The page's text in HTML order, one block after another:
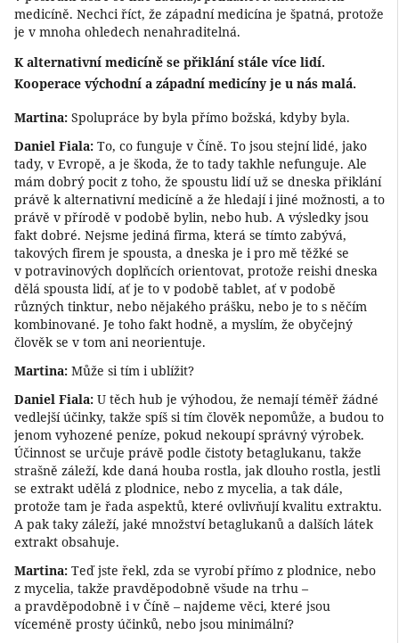
medicíně. Nechci říct, že západní medicína je špatná, protože
je v mnoha ohledech nenahraditelná.
K alternativní medicíně se přiklání stále více lidí.
Kooperace východní a západní medicíny je u nás malá.
Martina: Spolupráce by byla přímo božská, kdyby byla.
Daniel Fiala: To, co funguje v Číně. To jsou stejní lidé, jako
tady, v Evropě, a je škoda, že to tady takhle nefunguje. Ale
mám dobrý pocit z toho, že spoustu lidí už se dneska přiklání
právě k alternativní medicíně a že hledají i jiné možnosti, a to
právě v přírodě v podobě bylin, nebo hub. A výsledky jsou
fakt dobré. Nejsme jediná firma, která se tímto zabývá,
takových firem je spousta, a dneska je i pro mě těžké se
v potravinových doplňcích orientovat, protože reishi dneska
dělá spousta lidí, ať je to v podobě tablet, ať v podobě
různých tinktur, nebo nějakého prášku, nebo je to s něčím
kombinované. Je toho fakt hodně, a myslím, že obyčejný
člověk se v tom ani neorientuje.
Martina: Může si tím i ublížit?
Daniel Fiala: U těch hub je výhodou, že nemají téměř žádné
vedlejší účinky, takže spíš si tím člověk nepomůže, a budou to
jenom vyhozené peníze, pokud nekoupí správný výrobek.
Účinnost se určuje právě podle čistoty betaglukanu, takže
strašně záleží, kde daná houba rostla, jak dlouho rostla, jestli
se extrakt udělá z plodnice, nebo z mycelia, a tak dále,
protože tam je řada aspektů, které ovlivňují kvalitu extraktu.
A pak taky záleží, jaké množství betaglukanů a dalších látek
extrakt obsahuje.
Martina: Teď jste řekl, zda se vyrobí přímo z plodnice, nebo
z mycelia, takže pravděpodobně všude na trhu –
a pravděpodobně i v Číně – najdeme věci, které jsou
víceméně prosty účinků, nebo jsou minimální?